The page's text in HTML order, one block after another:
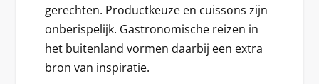
gerechten. Productkeuze en cuissons zijn
onberispelijk. Gastronomische reizen in
het buitenland vormen daarbij een extra
bron van inspiratie.